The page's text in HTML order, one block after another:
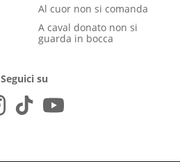
Al cuor non si comanda
A caval donato non si
guarda in bocca
Seguici su